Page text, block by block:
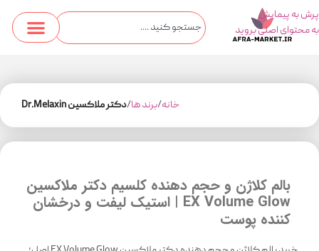
پرش به پیمایش
به محتوای اصلی بروید
خانه برند ها دکتر ملاکسین Dr.Melaxin
بالم کلاژن و حجم دهنده کلسیم دکتر ملاکسین
EX Volume Glow | استیک لیفت و درخشان
کننده پوست